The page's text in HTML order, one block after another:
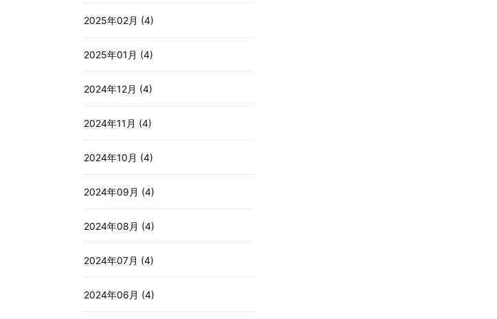
2025年02月 (4)
2025年01月 (4)
2024年12月 (4)
2024年11月 (4)
2024年10月 (4)
2024年09月 (4)
2024年08月 (4)
2024年07月 (4)
2024年06月 (4)